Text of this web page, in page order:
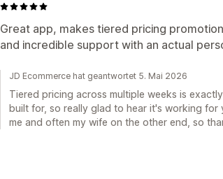
Great app, makes tiered pricing
and incredible support with an actual
JD Ecommerce hat geantwortet 5. Mai 2026
Tiered pricing across multiple weeks is
built for, so really glad to hear it's working for
me and often my wife on the other end, so